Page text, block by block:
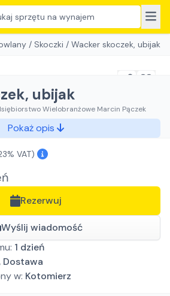
sprzętu na wynajem
/ Skoczki / Wacker skoczek, ubijak
ubijak
Wielobranżowe Marcin Pączek
Pokaż opis
VAT)
Rezerwuj
Wyślij wiadomość
1 dzień
w: Kotomierz